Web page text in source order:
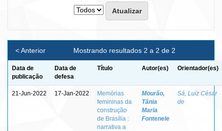
Mostrando resultados 2 a 2 de 2
< Anterior
Data de
publicação
Data de
defesa
Título Autor(es) Orientador(es)
21-Jun-2022 17-Jan-2022
Memórias
femininas da
construção
de Brasília :
narrativa a
Mourão,
Tânia
Maria
Fontenele
Sá, Luiz César
de